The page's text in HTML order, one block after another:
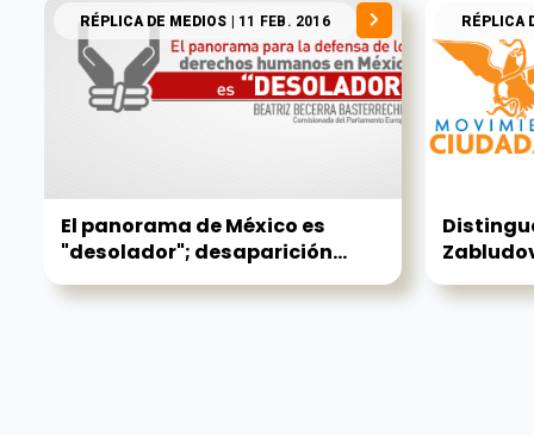
RÉPLICA DE MEDIOS | 11 FEB. 2016
El panorama de México es
"desolador"; desaparición...
RÉPLICA